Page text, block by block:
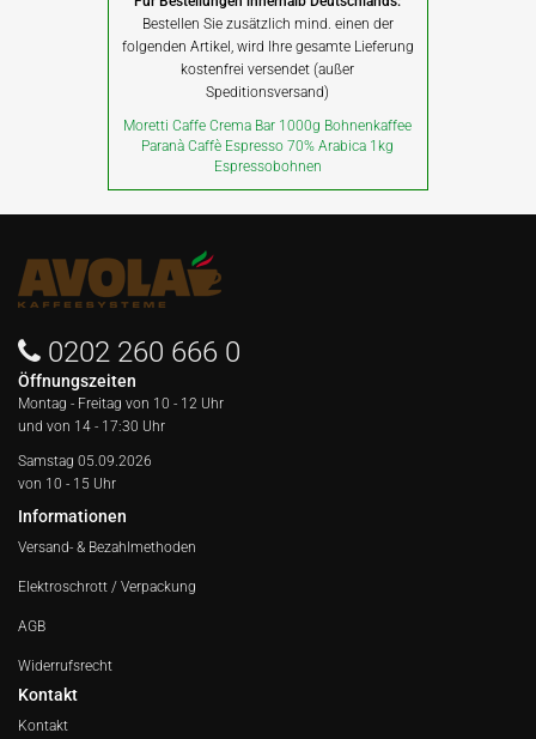
Bestellen Sie zusätzlich mind. einen der
folgenden Artikel, wird Ihre gesamte Lieferung
kostenfrei versendet (außer
Speditionsversand)
Moretti Caffe Crema Bar 1000g Bohnenkaffee
Paranà Caffè Espresso 70% Arabica 1kg
Espressobohnen
0202 260 666 0
Öffnungszeiten
Montag - Freitag von 10 - 12 Uhr
und von 14 - 17:30 Uhr
Samstag 05.09.2026
von 10 - 15 Uhr
Informationen
Versand- & Bezahlmethoden
Elektroschrott / Verpackung
AGB
Widerrufsrecht
Kontakt
Kontakt